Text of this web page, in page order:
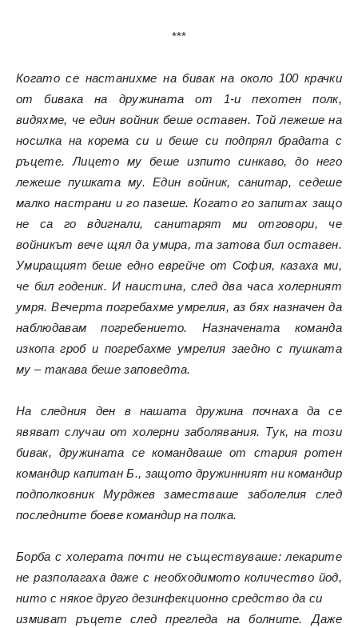
***
Когато се настанихме на бивак на около 100 крачки
от бивака на дружината от 1-и пехотен полк,
видяхме, че един войник беше оставен. Той лежеше на
носилка на корема си и беше си подпрял брадата с
ръцете. Лицето му беше изпито синкаво, до него
лежеше пушката му. Един войник, санитар, седеше
малко настрани и го пазеше. Когато го запитах защо
не са го вдигнали, санитарят ми отговори, че
войникът вече щял да умира, та затова бил оставен.
Умиращият беше едно еврейче от София, казаха ми,
че бил годеник. И наистина, след два часа холерният
умря. Вечерта погребахме умрелия, аз бях назначен да
наблюдавам погребението. Назначената команда
изкопа гроб и погребахме умрелия заедно с пушката
му – такава беше заповедта.
На следния ден в нашата дружина почнаха да се
явяват случаи от холерни заболявания. Тук, на този
бивак, дружината се командваше от стария ротен
командир капитан Б., защото дружинният ни командир
подполковник Мурджев заместваше заболелия след
последните боеве командир на полка.
Борба с холерата почти не съществуваше: лекарите
не разполагаха даже с необходимото количество йод,
нито с някое друго дезинфекционно средство да си
измиват ръцете след прегледа на болните. Даже